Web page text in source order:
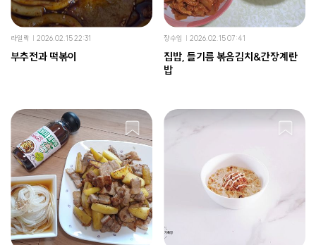
라일락 2026.02.15 22:31
부추전과 떡볶이
장수임 2026.02.15 07:41
집밥, 들기름 볶음김치&간장계란
밥